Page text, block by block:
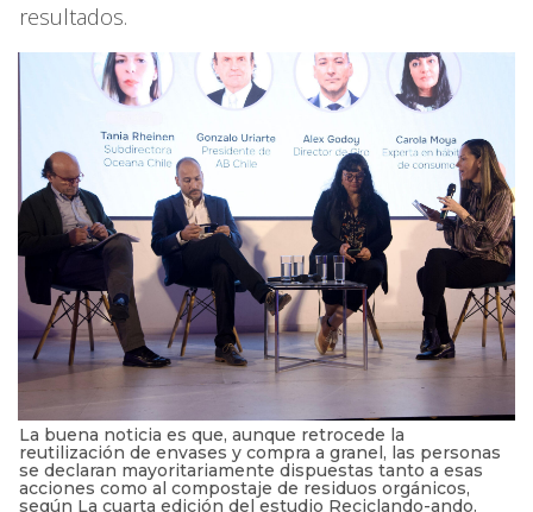
resultados.
La buena noticia es que, aunque retrocede la
reutilización de envases y compra a granel, las personas
se declaran mayoritariamente dispuestas tanto a esas
acciones como al compostaje de residuos orgánicos,
según La cuarta edición del estudio Reciclando-ando.